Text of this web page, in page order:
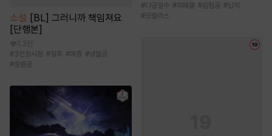
소설 [BL] 그러니까 책임져요
[단행본]
1.3만
#3인칭시점 #질투 #애증 #냉혈공
#절륜공
#다공일수 #피폐물 #음험공 #납치
#모럴리스